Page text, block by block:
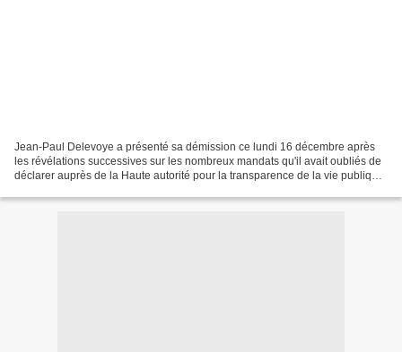
Jean-Paul Delevoye a présenté sa démission ce lundi 16 décembre après
les révélations successives sur les nombreux mandats qu'il avait oubliés de
déclarer auprès de la Haute autorité pour la transparence de la vie publique.